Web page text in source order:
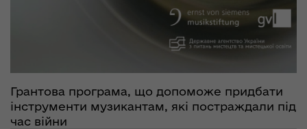
Грантова програма, що допоможе придбати
інструменти музикантам, які постраждали під
час війни